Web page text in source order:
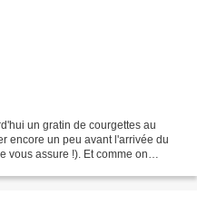
un gratin de courgettes au
encore un peu avant l'arrivée du
vous assure !). Et comme on